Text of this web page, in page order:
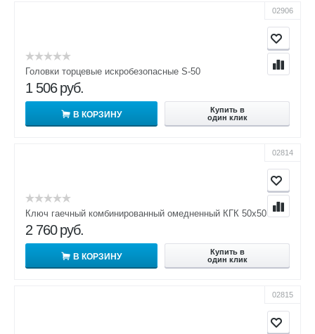
02906
Головки торцевые искробезопасные S-50
1 506 руб.
В КОРЗИНУ
Купить в
один клик
02814
Ключ гаечный комбинированный омедненный КГК 50х50
2 760 руб.
В КОРЗИНУ
Купить в
один клик
02815